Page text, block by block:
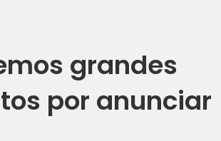
grandes
por anunciar